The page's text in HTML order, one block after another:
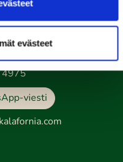
evästeet
ry
28100 Pori
viesti